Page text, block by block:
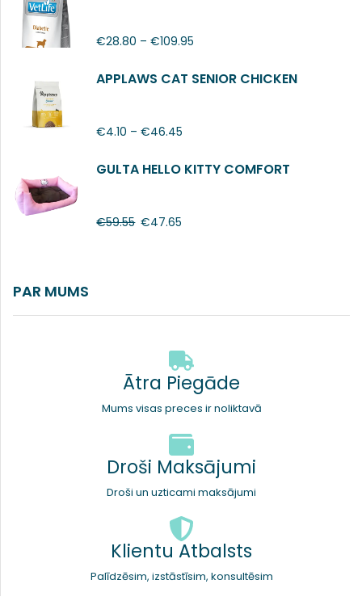
€28.80 – €109.95
APPLAWS CAT SENIOR CHICKEN
€4.10 – €46.45
GULTA HELLO KITTY COMFORT
€59.55 €47.65
PAR MUMS
Ātra Piegāde
Mums visas preces ir noliktavā
Droši Maksājumi
Droši un uzticami maksājumi
Klientu Atbalsts
Palīdzēsim, izstāstīsim, konsultēsim